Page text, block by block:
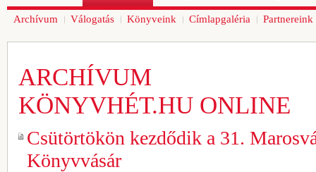
Archívum Válogatás Könyveink Címlapgaléria Partnereink
ARCHÍVUM
KÖNYVHÉT.HU ONLINE
Csütörtökön kezdődik a 31.
Könyvvásár